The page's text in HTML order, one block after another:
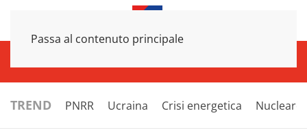
Passa al contenuto principale
TREND PNRR Ucraina Crisi energetica Nucleare